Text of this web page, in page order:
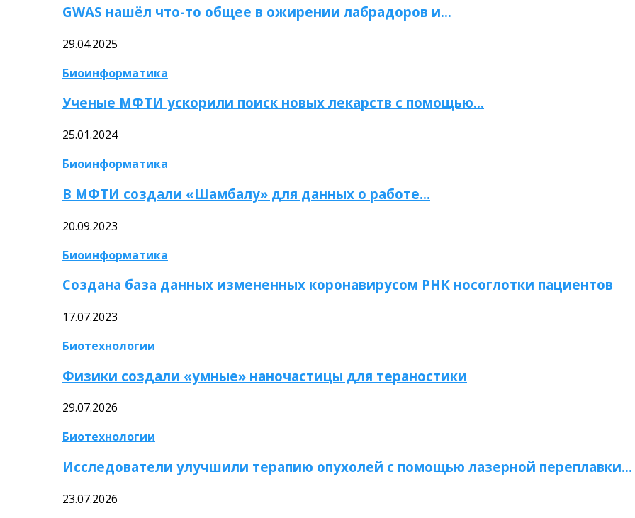
GWAS нашёл что-то общее в ожирении лабрадоров и…
29.04.2025
Биоинформатика
Ученые МФТИ ускорили поиск новых лекарств с помощью…
25.01.2024
Биоинформатика
В МФТИ создали «Шамбалу» для данных о работе…
20.09.2023
Биоинформатика
Создана база данных измененных коронавирусом РНК носоглотки пациентов
17.07.2023
Биотехнологии
Физики создали «умные» наночастицы для тераностики
29.07.2026
Биотехнологии
Исследователи улучшили терапию опухолей с помощью лазерной переплавки…
23.07.2026